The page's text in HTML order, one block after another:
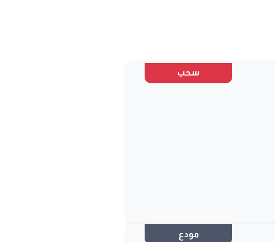
سحب
مودع